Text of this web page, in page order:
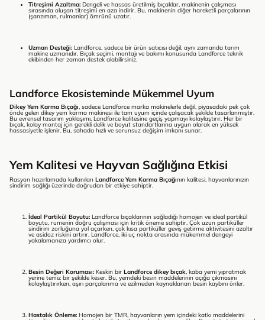
Titreşimi Azaltma: Dengeli ve hassas üretilmiş bıçaklar, makinenin çalışması
sırasında oluşan titreşimi en aza indirir. Bu, makinenin diğer hareketli parçalarının
(şanzıman, rulmanlar) ömrünü uzatır.
Uzman Desteği: Landforce, sadece bir ürün satıcısı değil, aynı zamanda tarım
makine uzmanıdır. Bıçak seçimi, montajı ve bakımı konusunda Landforce teknik
ekibinden her zaman destek alabilirsiniz.
Landforce Ekosisteminde Mükemmel Uyum
Dikey Yem Karma Bıçağı, sadece Landforce marka makinelerle değil, piyasadaki pek çok
önde gelen dikey yem karma makinesi ile tam uyum içinde çalışacak şekilde tasarlanmıştır.
Bu evrensel tasarım yaklaşımı, Landforce kalitesine geçiş yapmayı kolaylaştırır. Her bir
bıçak, kolay montaj için gerekli delik ve boyut standartlarına uygun olarak en yüksek
hassasiyetle işlenir. Bu, sahada hızlı ve sorunsuz değişim imkanı sunar.
Yem Kalitesi ve Hayvan Sağlığına Etkisi
Rasyon hazırlamada kullanılan Landforce Yem Karma Bıçağının kalitesi, hayvanlarınızın
sindirim sağlığı üzerinde doğrudan bir etkiye sahiptir.
İdeal Partikül Boyutu: Landforce bıçaklarının sağladığı homojen ve ideal partikül
boyutu, rumenin doğru çalışması için kritik öneme sahiptir. Çok uzun partiküller
sindirim zorluğuna yol açarken, çok kısa partiküller geviş getirme aktivitesini azaltır
ve asidoz riskini artırır. Landforce, iki uç nokta arasında mükemmel dengeyi
yakalamanıza yardımcı olur.
Besin Değeri Koruması: Keskin bir Landforce dikey bıçak, kaba yemi yıpratmak
yerine temiz bir şekilde keser. Bu, yemdeki besin maddelerinin açığa çıkmasını
kolaylaştırırken, aşırı parçalanma ve ezilmeden kaynaklanan besin kaybını önler.
Hastalık Önleme: Homojen bir TMR, hayvanların yem içindeki katkı maddelerini